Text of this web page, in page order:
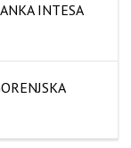
INTESA